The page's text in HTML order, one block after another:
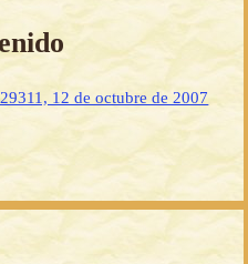
12 de octubre de 2007